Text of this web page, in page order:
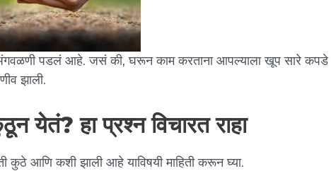
पडलं आहे. जसं की, घरून काम करताना आपल्याला खूप सारे कपडे
झाली.
हा प्रश्न विचारत राहा
कुठे आणि कशी झाली आहे याविषयी माहिती करून घ्या.